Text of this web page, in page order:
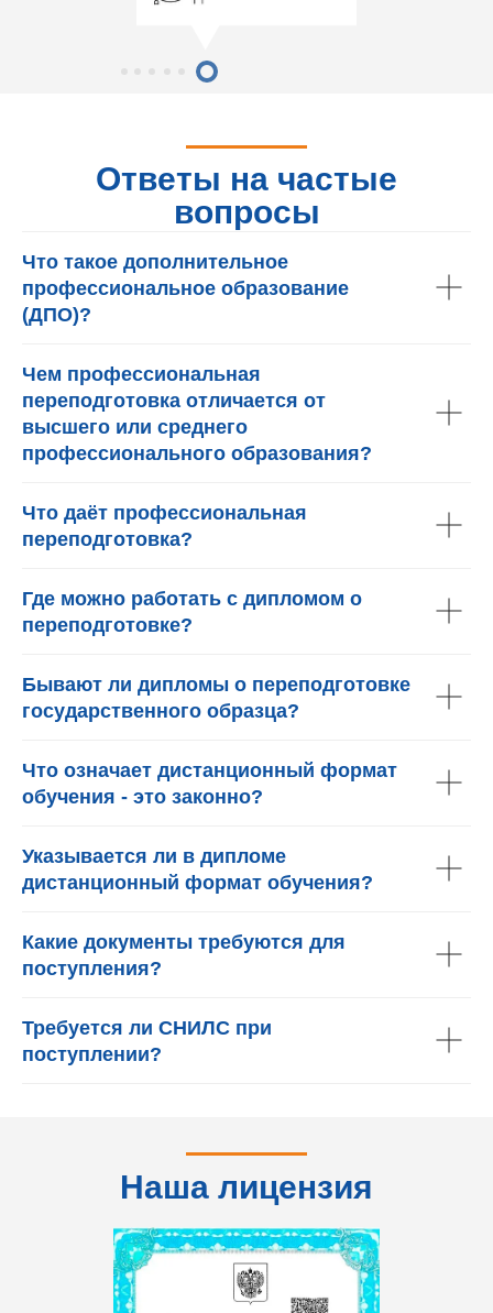
Ответы на частые
вопросы
Что такое дополнительное
профессиональное образование
(ДПО)?
Чем профессиональная
переподготовка отличается от
высшего или среднего
профессионального образования?
Что даёт профессиональная
переподготовка?
Где можно работать с дипломом о
переподготовке?
Бывают ли дипломы о переподготовке
государственного образца?
Что означает дистанционный формат
обучения - это законно?
Указывается ли в дипломе
дистанционный формат обучения?
Какие документы требуются для
поступления?
Требуется ли СНИЛС при
поступлении?
Наша лицензия